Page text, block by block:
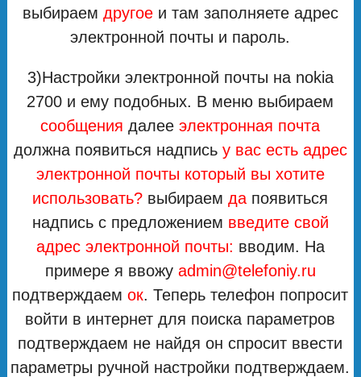
выбираем другоеи там заполняете адрес
электронной почты и пароль.
3)Настройки электронной почты на nokia
2700 и ему подобных. В меню выбираем
сообщения далееэлектронная почта
должна появиться надпись у вас есть адрес
электронной почты который вы хотите
использовать? выбираемда появиться
надпись с предложением введите свой
адрес электронной почты: вводим. На
примере я ввожу admin@telefoniy.ru
подтверждаемок. Теперь телефон попросит
войти в интернет для поиска параметров
подтверждаем не найдя он спросит ввести
параметры ручной настройки подтверждаем.